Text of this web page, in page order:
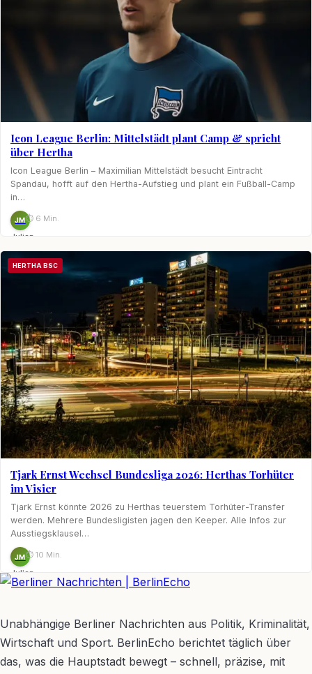
Icon League Berlin: Mittelstädt plant Camp & spricht
über Hertha
Icon League Berlin – Maximilian Mittelstädt besucht Eintracht
Spandau, hofft auf den Hertha-Aufstieg und plant ein Fußball-Camp
in…
JM
Julian
Möhring
⏱ 6 Min.
HERTHA BSC
Tjark Ernst Wechsel Bundesliga 2026: Herthas Torhüter
im Visier
Tjark Ernst könnte 2026 zu Herthas teuerstem Torhüter-Transfer
werden. Mehrere Bundesligisten jagen den Keeper. Alle Infos zur
Ausstiegsklausel…
JM
Julian
Möhring
⏱ 10 Min.
Unabhängige Berliner Nachrichten aus Politik, Kriminalität,
Wirtschaft und Sport. BerlinEcho berichtet täglich über
das, was die Hauptstadt bewegt – schnell, präzise, mit